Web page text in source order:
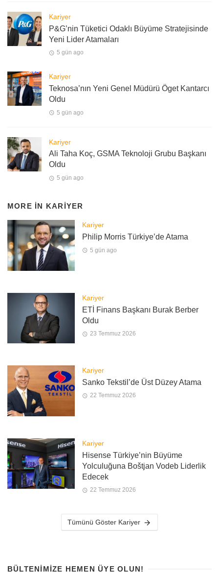
Kariyer
P&G’nin Tüketici Odaklı Büyüme Stratejisinde
Yeni Lider Atamaları
5 gün ago
Kariyer
Teknosa’nın Yeni Genel Müdürü Öget Kantarcı
Oldu
5 gün ago
Kariyer
Ali Taha Koç, GSMA Teknoloji Grubu Başkanı
Oldu
5 gün ago
MORE IN KARIYER
Kariyer
Philip Morris Türkiye’de Atama
5 gün ago
Kariyer
ETİ Finans Başkanı Burak Berber
Oldu
23 Temmuz 2026
Kariyer
Sanko Tekstil’de Üst Düzey Atama
22 Temmuz 2026
Kariyer
Hisense Türkiye’nin Büyüme
Yolculuğuna Boštjan Vodeb Liderlik
Edecek
22 Temmuz 2026
Tümünü Göster Kariyer
BÜLTENIMIZE HEMEN ÜYE OLUN!